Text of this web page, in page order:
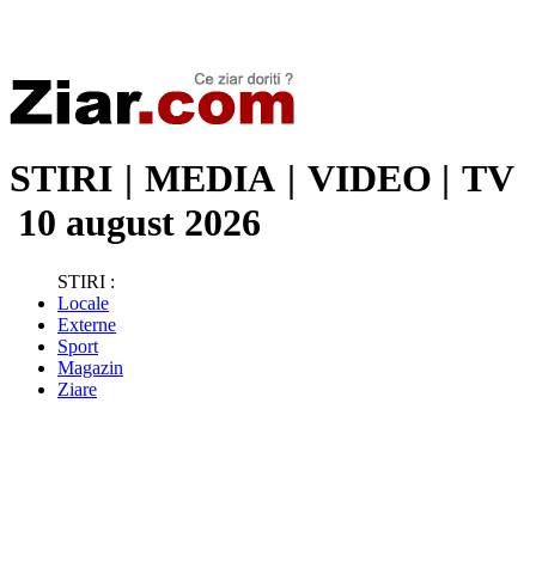
STIRI | MEDIA | VIDEO | TV
10 august 2026
STIRI :
Locale
Externe
Sport
Magazin
Ziare